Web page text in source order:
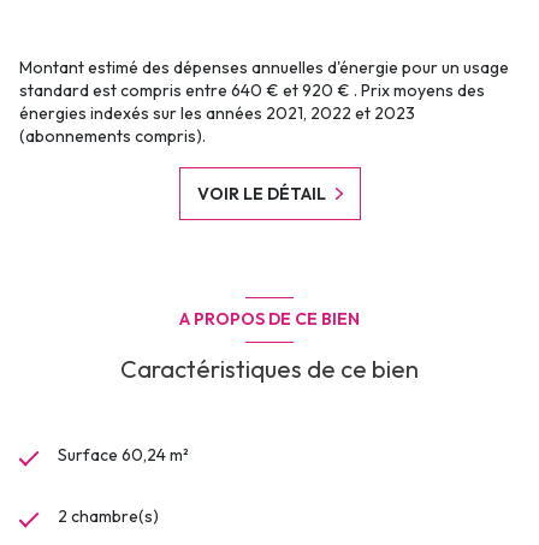
Montant estimé des dépenses annuelles d'énergie pour un usage
standard est compris entre 640 € et 920 € . Prix moyens des
énergies indexés sur les années 2021, 2022 et 2023
(abonnements compris).
VOIR LE DÉTAIL
A PROPOS DE CE BIEN
Caractéristiques de ce bien
Surface 60,24 m²
2 chambre(s)